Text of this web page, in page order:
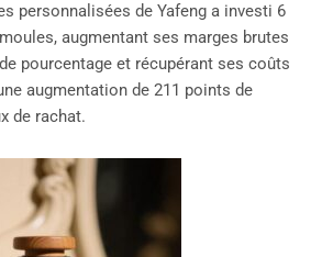
personnalisées de Yafeng a investi 6
augmentant ses marges brutes
pourcentage et récupérant ses coûts
augmentation de 211 points de
de rachat.